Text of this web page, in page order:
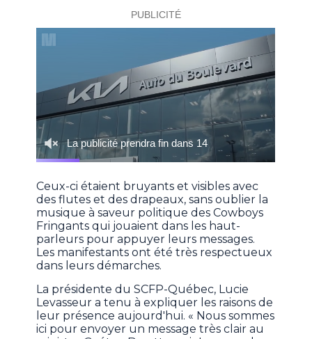
Ceux-ci étaient bruyants et visibles avec
des flutes et des drapeaux, sans oublier la
musique à saveur politique des Cowboys
Fringants qui jouaient dans les haut-
parleurs pour appuyer leurs messages.
Les manifestants ont été très respectueux
dans leurs démarches.
La présidente du SCFP-Québec, Lucie
Levasseur a tenu à expliquer les raisons de
leur présence aujourd'hui. « Nous sommes
ici pour envoyer un message très clair au